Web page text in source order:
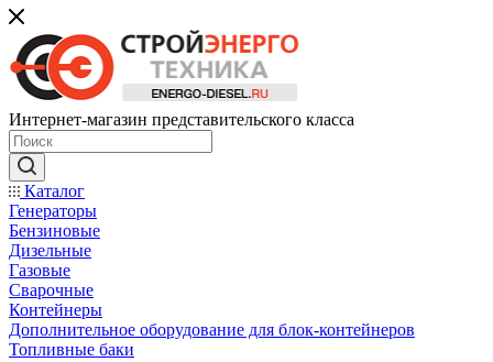
Интернет-магазин представительского класса
Каталог
Генераторы
Бензиновые
Дизельные
Газовые
Сварочные
Контейнеры
Дополнительное оборудование для блок-контейнеров
Топливные баки